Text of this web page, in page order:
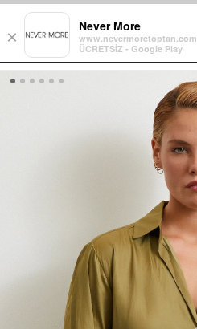
×
Never More
www.nevermoretoptan.com
ÜCRETSİZ - Google Play
für alle Bestellungen